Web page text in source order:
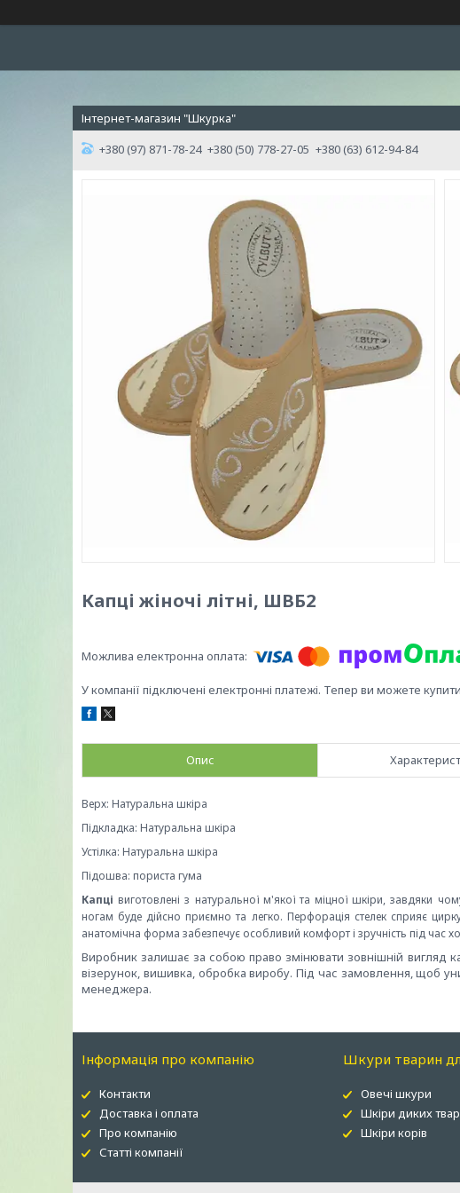
Інтернет-магазин "Шкурка"
+380 (97) 871-78-24 +380 (50) 778-27-05 +380 (63) 612-94-84
Капці жіночі літні, ШВБ2
У компанії підключені електронні платежі. Тепер ви можете
Опис
Верх: Натуральна шкіра
Підкладка: Натуральна шкіра
Устілка: Натуральна шкіра
Підошва: пориста гума
Капцівиготовлені з натуральної м'якої та міцної шкіри, завдяки
ногам буде дійсно приємно та легко. Перфорація стелек сприяє
анатомічна форма забезпечує особливий комфорт і зручність під час
Виробник залишає за собою право змінювати зовнішній вигляд
візерунок, вишивка, обробка виробу. Під час замовлення, щоб
менеджера.
Інформація про компанію
Контакти
Доставка і оплата
Про компанію
Статті компанії
Шкури тварин
Овечі шкури
Шкіри диких
Шкіри корів